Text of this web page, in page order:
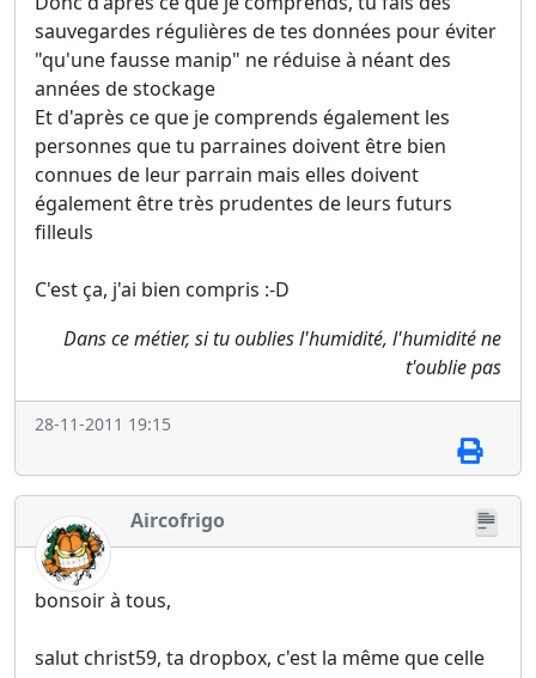
sauvegardes régulières de tes données pour éviter
"qu'une fausse manip" ne réduise à néant des
années de stockage
Et d'après ce que je comprends également les
personnes que tu parraines doivent être bien
connues de leur parrain mais elles doivent
également être très prudentes de leurs futurs
filleuls
C'est ça, j'ai bien compris :-D
Dans ce métier, si tu oublies l'humidité, l'humidité ne
t'oublie pas
28-11-2011 19:15
Aircofrigo
bonsoir à tous,
salut christ59, ta dropbox, c'est la même que celle